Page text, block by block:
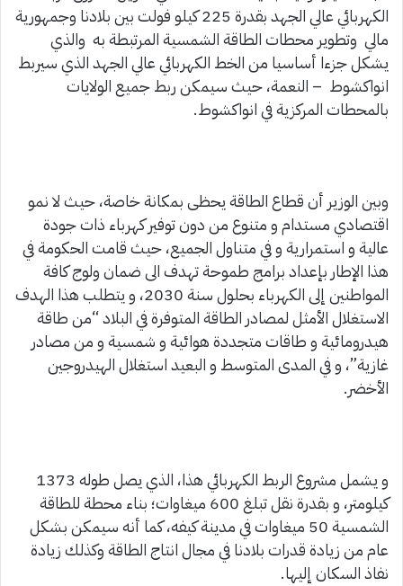
الكهربائي عالي الجهد بقدرة 225 كيلو فولت بين بلادنا وجمهورية
مالي وتطوير محطات الطاقة الشمسية المرتبطة به والذي
يشكل جزءا أساسيا من الخط الكهربائي عالي الجهد الذي سيربط
انواكشوط – النعمة، حيث سيمكن ربط جميع الولايات
بالمحطات المركزية في انواكشوط.
وبين الوزير أن قطاع الطاقة يحظى بمكانة خاصة، حيث لا نمو
اقتصادي مستدام و متنوع من دون توفير كهرباء ذات جودة
عالية و استمرارية و في متناول الجميع، حيث قامت الحكومة في
هذا الإطار بإعداد برامج طموحة تهدف الى ضمان ولوج كافة
المواطنين إلى الكهرباء بحلول سنة 2030، و يتطلب هذا الهدف
الاستغلال الأمثل لمصادر الطاقة المتوفرة في البلاد “من طاقة
هيدرومائية و طاقات متجددة هوائية و شمسية و من مصادر
غازية”، و في المدى المتوسط و البعيد استغلال الهيدروجين
الأخضر.
و يشمل مشروع الربط الكهربائي هذا، الذي يصل طوله 1373
كيلومتر، و بقدرة نقل تبلغ 600 ميغاوات؛ بناء محطة للطاقة
الشمسية 50 ميغاوات في مدينة كيفه، كما أنه سيمكن بشكل
عام من زيادة قدرات بلادنا في مجال انتاج الطاقة وكذلك زيادة
نفاذ السكان إليها.